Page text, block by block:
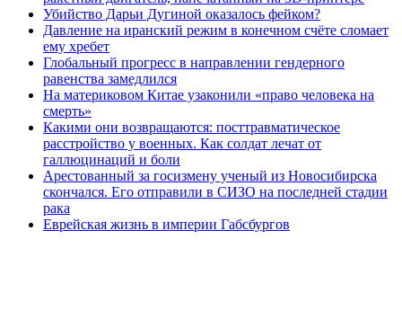
Убийство Дарьи Дугиной оказалось фейком?
Давление на иранский режим в конечном счёте сломает
ему хребет
Глобальный прогресс в направлении гендерного
равенства замедлился
На материковом Китае узаконили «право человека на
смерть»
Какими они возвращаются: посттравматическое
расстройство у военных. Как солдат лечат от
галлюцинаций и боли
Арестованный за госизмену ученый из Новосибирска
скончался. Его отправили в СИЗО на последней стадии
рака
Еврейская жизнь в империи Габсбургов